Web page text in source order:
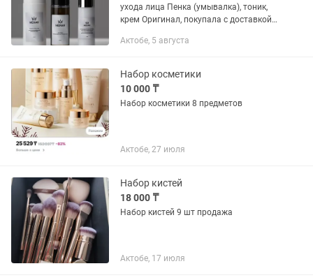
ухода лица Пенка (умывалка), тоник,
крем Оригинал, покупала с доставкой
выгодной скидкой
Актобе, 5 августа
Набор косметики
10 000 ₸
Набор косметики 8 предметов
Актобе, 27 июля
Набор кистей
18 000 ₸
Набор кистей 9 шт продажа
Актобе, 17 июля